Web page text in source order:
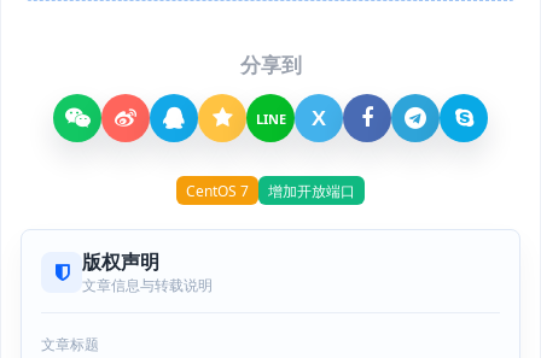
分享到
LINE X
CentOS 7 增加开放端口
版权声明
文章信息与转载说明
文章标题